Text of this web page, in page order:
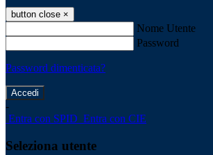
button close ×
Nome Utente
Password
Password dimenticata?
-
Entra con SPID Entra con CIE
Seleziona utente